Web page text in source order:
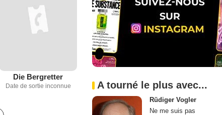
Die Bergretter
Date de sortie inconnue A tourné le plus avec...
Rüdiger Vogler
Ne me suis pas